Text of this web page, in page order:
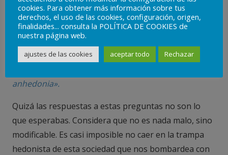
anhedonia».
Quizá las respuestas a estas preguntas no son lo
que esperabas. Considera que no es nada malo, sino
modificable. Es casi imposible no caer en la trampa
hedonista de esta sociedad que nos bombardea con
cookies. Para obtener más información sobre tus
derechos, el uso de las cookies, configuración, origen,
finalidades... consulta la POLÍTICA DE COOKIES de
nuestra página web.
ajustes de las cookies aceptar todo Rechazar